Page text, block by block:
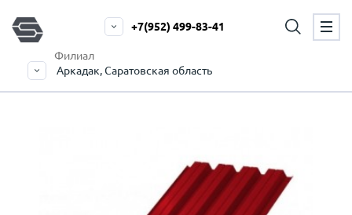
Филиал
Аркадак, Саратовская область
+7(952) 499-83-41